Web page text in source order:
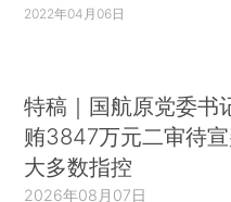
2022年04月06日
特稿｜国航原党委书
贿3847万元二审待
大多数指控
2026年08月07日